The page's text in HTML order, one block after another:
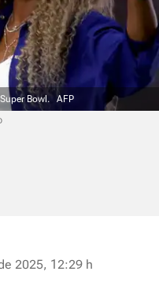
Bowl. AFP
2025, 12:29 h